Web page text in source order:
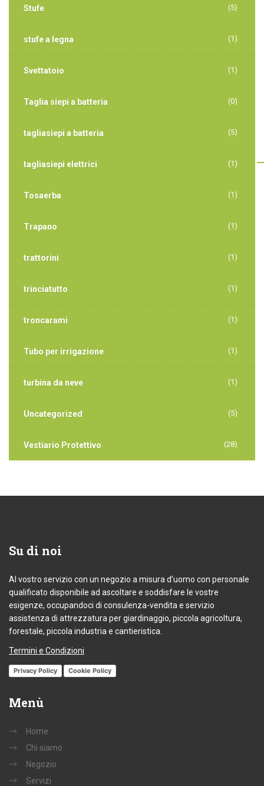
Stufe (5)
stufe a legna (1)
Svettatoio (1)
Taglia siepi a batteria (0)
tagliasiepi a batteria (5)
tagliasiepi elettrici (1)
Tosaerba (1)
Trapano (1)
trattorini (1)
trinciatutto (1)
troncarami (1)
Tubo per irrigazione (1)
turbina da neve (1)
Uncategorized (5)
Vestiario Protettivo (28)
Su di noi
Al vostro servizio con un negozio a misura d’uomo con personale
qualificato disponibile ad ascoltare e soddisfare le vostre
esigenze, occupandoci di consulenza-vendita e servizio
assistenza di attrezzatura per giardinaggio, piccola agricoltura,
forestale, piccola industria e cantieristica.
Termini e Condizioni
Privacy Policy Cookie Policy
Menù
Home
Chi siamo
Negozio
Servizi